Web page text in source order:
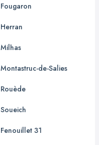
Fougaron
Herran
Milhas
Montastruc-de-Salies
Rouède
Soueich
Fenouillet 31